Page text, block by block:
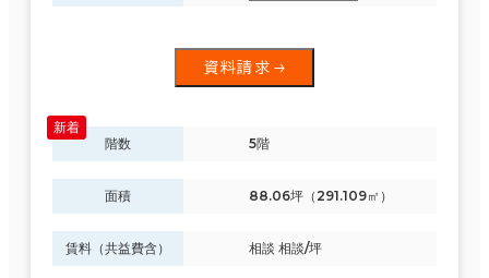
資料請求
階数 5階
面積 88.06坪（291.109㎡）
賃料（共益費含） 相談 相談/坪
条件で絞り込む